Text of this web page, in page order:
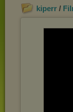
kiperr /